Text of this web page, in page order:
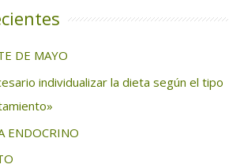
DE MAYO
individualizar la dieta según el tipo
ENDOCRINO